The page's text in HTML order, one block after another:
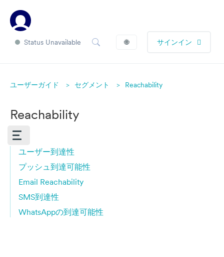
Status Unavailable 🌐 サインイン
ユーザーガイド セグメント Reachability
Reachability
ユーザー到達性
プッシュ到達可能性
Email Reachability
SMS到達性
WhatsAppの到達可能性